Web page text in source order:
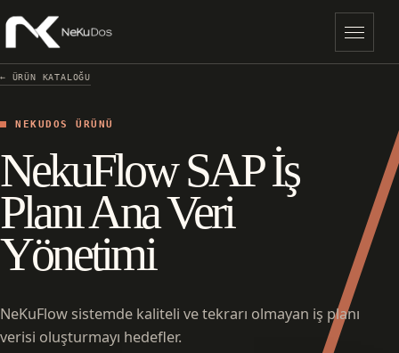
Menü
← ÜRÜN KATALOĞU
NEKUDOS ÜRÜNÜ
NekuFlow SAP İş
Planı Ana Veri
Yönetimi
NeKuFlow sistemde kaliteli ve tekrarı olmayan iş planı
verisi oluşturmayı hedefler.